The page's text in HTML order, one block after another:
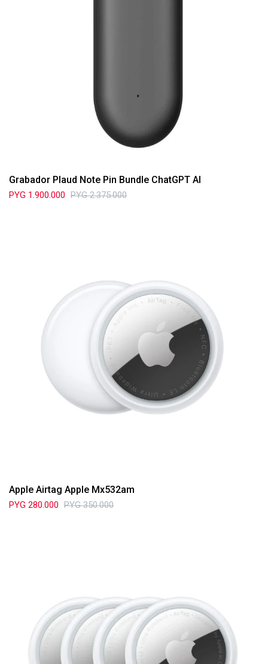
Grabador Plaud Note Pin Bundle ChatGPT AI
PYG 1.900.000 PYG 2.375.000
Apple Airtag Apple Mx532am
PYG 280.000 PYG 350.000